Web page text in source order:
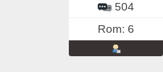
504
Rom: 6